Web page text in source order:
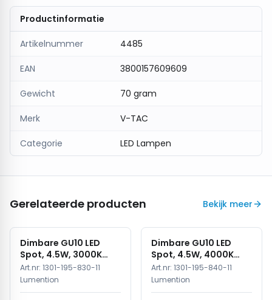
Productinformatie
Artikelnummer 4485
EAN 3800157609609
Gewicht 70 gram
Merk V-TAC
Categorie LED Lampen
Gerelateerde producten Bekijk meer
Dimbare GU10 LED
Spot, 4.5W, 3000K
Warm Wit, IP20
Art.nr: 1301-195-830-11
Lumention
Dimbare GU10 LED
Spot, 4.5W, 4000K
Neutraal Wit, IP20
Art.nr: 1301-195-840-11
Lumention